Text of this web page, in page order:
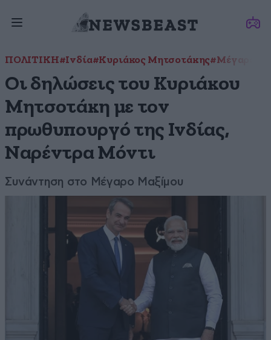
ΠΟΛΙΤΙΚΗ#Ινδία#Κυριάκος Μητσοτάκης#Μέγαρο
Οι δηλώσεις του Κυριάκου
Μητσοτάκη με τον
πρωθυπουργό της Ινδίας,
Ναρέντρα Μόντι
Συνάντηση στο Μέγαρο Μαξίμου